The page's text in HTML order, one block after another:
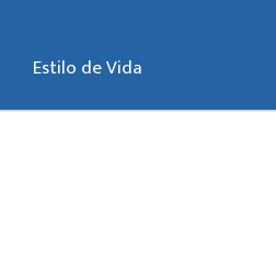
Estilo de Vida